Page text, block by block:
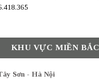
KHU VỰC MIỀN BẮC
Sơn - Hà Nội